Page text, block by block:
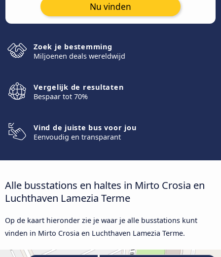
Nu vinden
Zoek je bestemming
Miljoenen deals wereldwijd
Vergelijk de resultaten
Bespaar tot 70%
Vind de juiste bus voor jou
Eenvoudig en transparant
Alle busstations en haltes in Mirto Crosia en
Luchthaven Lamezia Terme
Op de kaart hieronder zie je waar je alle busstations kunt
vinden in Mirto Crosia en Luchthaven Lamezia Terme.